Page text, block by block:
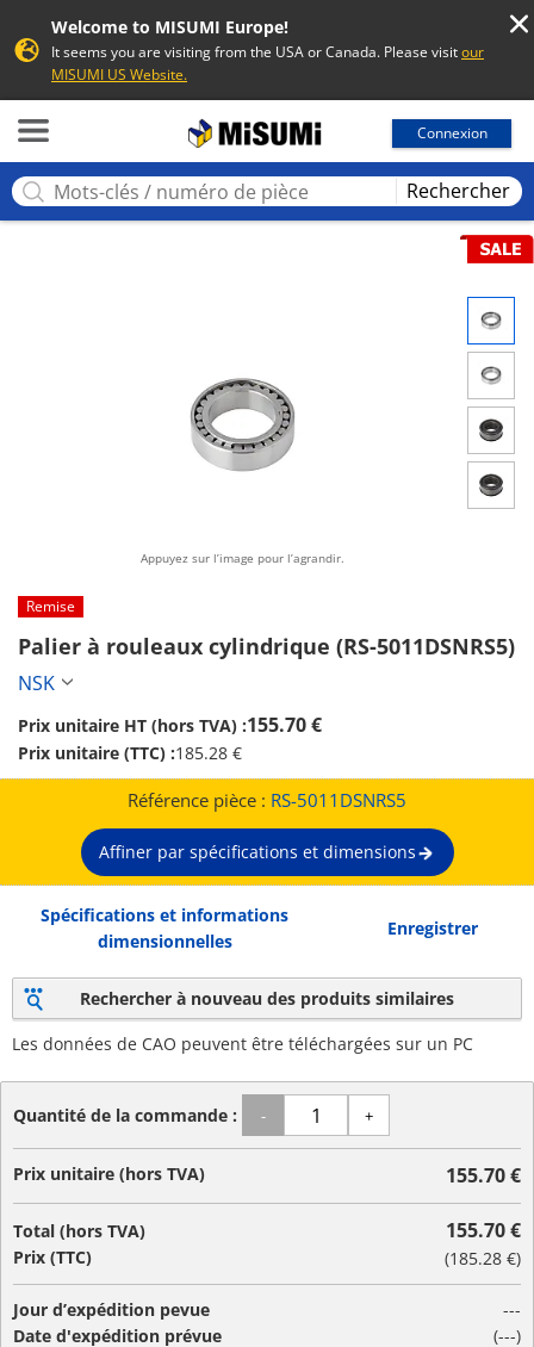
Welcome to MISUMI Europe!
It seems you are visiting from the USA or Canada. Please visitour
MISUMI US Website.
Connexion
Rechercher
Appuyez sur l’image pour l’agrandir.
Remise
Palier à rouleaux cylindrique (RS-5011DSNRS5)
NSK
Prix unitaire HT (hors TVA) :155.70 €
Prix unitaire (TTC) :185.28 €
Référence pièce : RS-5011DSNRS5
Affiner par spécifications et dimensions
Spécifications et informations
dimensionnelles
Enregistrer
Rechercher à nouveau des produits similaires
Les données de CAO peuvent être téléchargées sur un PC
Quantité de la commande : - +
Prix unitaire (hors TVA) 155.70 €
Total (hors TVA)
Prix (TTC)
155.70 €
(185.28 €)
Jour d’expédition pevue
Date d'expédition prévue
---
(---)